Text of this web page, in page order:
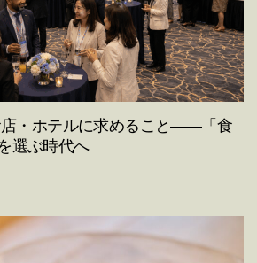
店・ホテルに求めること――「食
選ぶ時代へ